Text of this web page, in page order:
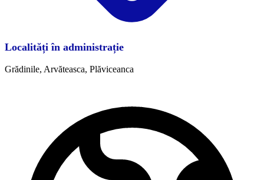
Localități în administrație
Grădinile, Arvăteasca, Plăviceanca